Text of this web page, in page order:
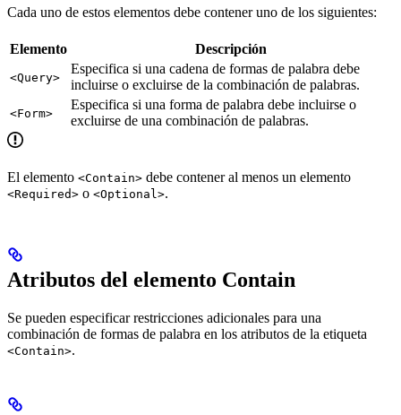
Cada uno de estos elementos debe contener uno de los siguientes:
Elemento Descripción
<Query>
Especifica si una cadena de formas de palabra debe
incluirse o excluirse de la combinación de palabras.
<Form>
Especifica si una forma de palabra debe incluirse o
excluirse de una combinación de palabras.
El elemento <Contain> debe contener al menos un elemento
<Required> o <Optional>.
Atributos del elemento Contain
Se pueden especificar restricciones adicionales para una
combinación de formas de palabra en los atributos de la etiqueta
<Contain>.